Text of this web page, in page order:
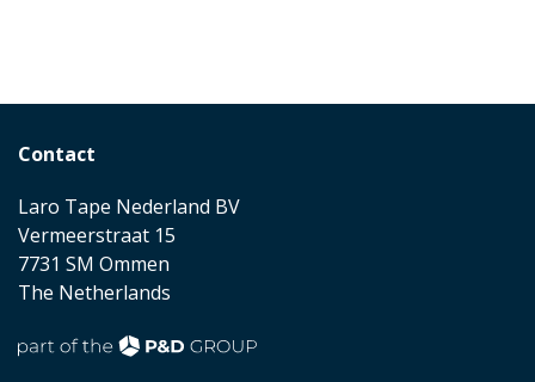
Contact
Laro Tape Nederland BV
Vermeerstraat 15
7731 SM Ommen
The Netherlands